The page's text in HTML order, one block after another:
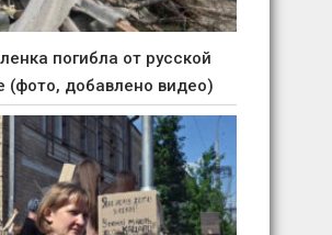
погибла от русской
(фото, добавлено видео)